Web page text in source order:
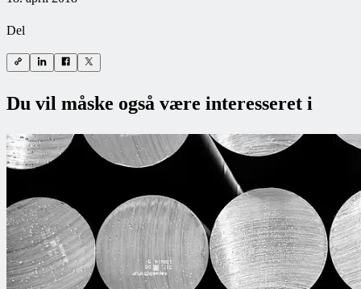
Del
Du vil måske også være interesseret i